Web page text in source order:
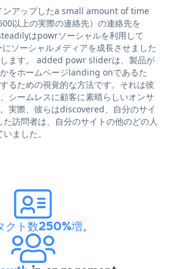
ンアップしたa small amount of time
以上の実際の連絡先）の連絡先を
はpowrソーシャルを利用して
ソーシャルメディアを成長させました
ます。 added powr sliderは、製品が
をホームページlanding onであるた
るための視覚的な方法です。それは彼
シームレスに顧客に素晴らしいオンサ
実際、彼らはdiscovered、自分のサイ
訪問者は、自分のサイトの他のどの人
ました。
クト数250%増。